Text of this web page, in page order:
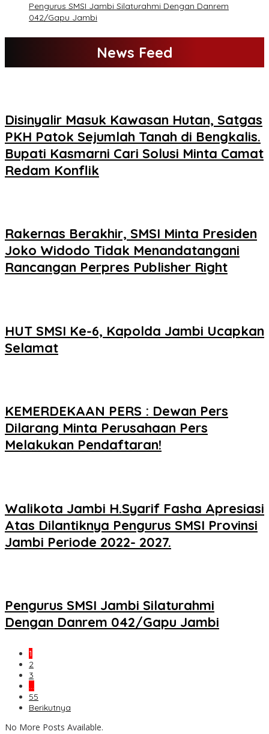
Pengurus SMSI Jambi Silaturahmi Dengan Danrem
042/Gapu Jambi
News Feed
Disinyalir Masuk Kawasan Hutan, Satgas
PKH Patok Sejumlah Tanah di Bengkalis.
Bupati Kasmarni Cari Solusi Minta Camat
Redam Konflik
Rakernas Berakhir, SMSI Minta Presiden
Joko Widodo Tidak Menandatangani
Rancangan Perpres Publisher Right
HUT SMSI Ke-6, Kapolda Jambi Ucapkan
Selamat
KEMERDEKAAN PERS : Dewan Pers
Dilarang Minta Perusahaan Pers
Melakukan Pendaftaran!
Walikota Jambi H.Syarif Fasha Apresiasi
Atas Dilantiknya Pengurus SMSI Provinsi
Jambi Periode 2022- 2027.
Pengurus SMSI Jambi Silaturahmi
Dengan Danrem 042/Gapu Jambi
1
2
3
…
55
Berikutnya
No More Posts Available.